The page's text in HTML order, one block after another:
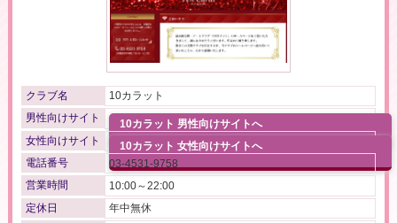
クラブ名
10カラット
男性向けサイト
10カラット 男性向けサイトへ
女性向けサイト
10カラット 女性向けサイトへ
電話番号
03-4531-9758
営業時間
10:00～22:00
定休日
年中無休